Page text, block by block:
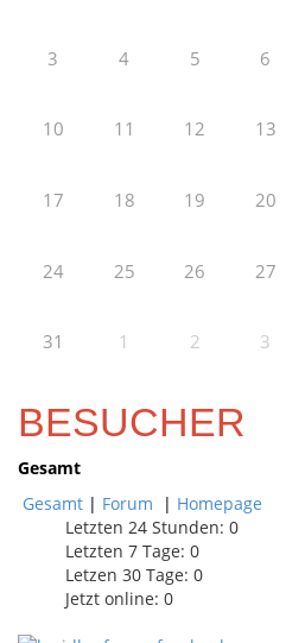
3 4 5 6
10 11 12 13
17 18 19 20
24 25 26 27
31 1 2 3
BESUCHER
Gesamt
Gesamt | Forum | Homepage
Letzten 24 Stunden: 0
Letzten 7 Tage: 0
Letzen 30 Tage: 0
Jetzt online: 0